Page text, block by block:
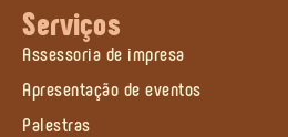
Serviços
Assessoria de impresa
Apresentação de eventos
Palestras